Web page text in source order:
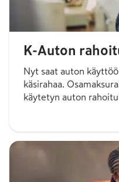
K-Auton
Nyt saat auton
käsirahaa.
käytetyn auton